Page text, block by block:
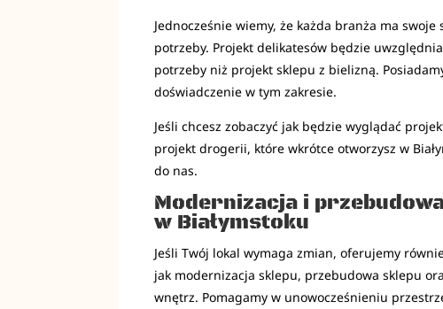
Jednocześnie wiemy, że każda branża ma swoje
potrzeby. Projekt delikatesów będzie
potrzeby niż projekt sklepu z bielizną.
doświadczenie w tym zakresie.
Jeśli chcesz zobaczyć jak będzie wyglądać
projekt drogerii, które wkrótce otworzysz w
do nas.
Modernizacja i
w Białymstoku
Jeśli Twój lokal wymaga zmian, oferujemy
jak modernizacja sklepu, przebudowa sklepu
wnętrz. Pomagamy w unowocześnieniu